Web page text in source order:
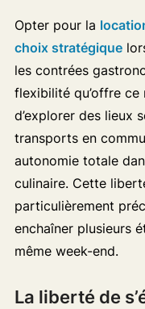
Opter pour la
choix stratégique
les contrées
flexibilité qu’offre
d’explorer des lieux
transports en
autonomie totale
culinaire. Cette
particulièrement
enchaîner plusieurs
même week-end.
La liberté de